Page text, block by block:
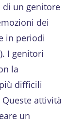
di un genitore
dei
in periodi
I genitori
la
difficili
attività
un